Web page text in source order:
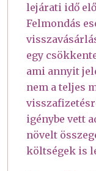
lejárati idő
Felmondás
egy
ami annyit
nem a teljes
igénybe vett
növelt
költségek is